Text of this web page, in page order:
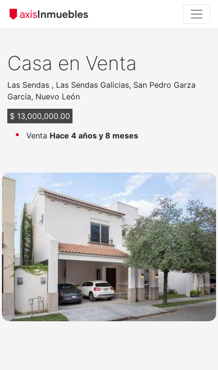
Casa en Venta
Las Sendas , Las Sendas Galicias, San Pedro Garza
García, Nuevo León
$ 13,000,000.00
Venta Hace 4 años y 8 meses